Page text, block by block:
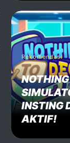
Rekomendasi
INSTING
AKTIF!